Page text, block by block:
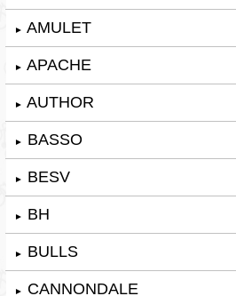
► AMULET
► APACHE
► AUTHOR
► BASSO
► BESV
► BH
► BULLS
► CANNONDALE